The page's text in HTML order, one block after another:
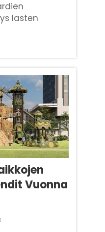
lasten
Voidaan
kuin pelkkä
osa lasten
luomista.
Vuonna